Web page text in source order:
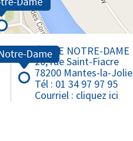
ÉCOLE NOTRE-DAME
20, rue Saint-Fiacre
78200 Mantes-la-Jolie
Tél : 01 34 97 97 95
Courriel : cliquez ici